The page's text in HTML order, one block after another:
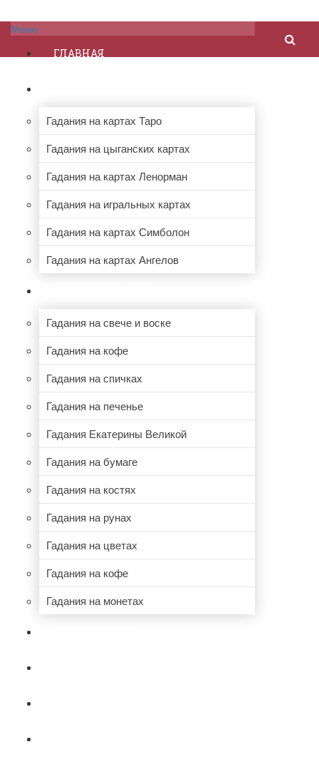
Меню
ГЛАВНАЯ
Гадания на картах Таро
Гадания на цыганских картах
Гадания на картах Ленорман
Гадания на игральных картах
Гадания на картах Симболон
Гадания на картах Ангелов
Гадания на свече и воске
Гадания на кофе
Гадания на спичках
Гадания на печенье
Гадания Екатерины Великой
Гадания на бумаге
Гадания на костях
Гадания на рунах
Гадания на цветах
Гадания на кофе
Гадания на монетах